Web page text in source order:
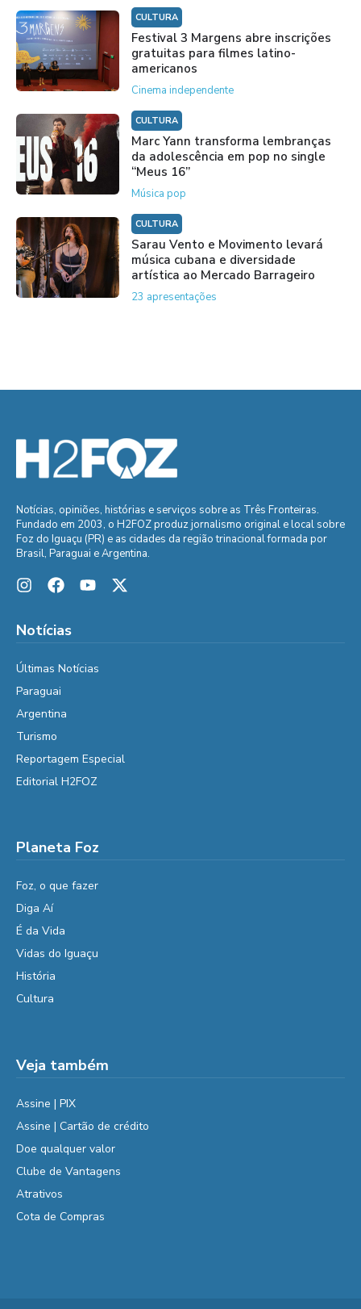
CULTURA
Festival 3 Margens abre inscrições
gratuitas para filmes latino-
americanos
Cinema independente
CULTURA
Marc Yann transforma lembranças
da adolescência em pop no single
“Meus 16”
Música pop
CULTURA
Sarau Vento e Movimento levará
música cubana e diversidade
artística ao Mercado Barrageiro
23 apresentações
Notícias, opiniões, histórias e serviços sobre as Três Fronteiras.
Fundado em 2003, o H2FOZ produz jornalismo original e local sobre
Foz do Iguaçu (PR) e as cidades da região trinacional formada por
Brasil, Paraguai e Argentina.
Notícias
Últimas Notícias
Paraguai
Argentina
Turismo
Reportagem Especial
Editorial H2FOZ
Planeta Foz
Foz, o que fazer
Diga Aí
É da Vida
Vidas do Iguaçu
História
Cultura
Veja também
Assine | PIX
Assine | Cartão de crédito
Doe qualquer valor
Clube de Vantagens
Atrativos
Cota de Compras